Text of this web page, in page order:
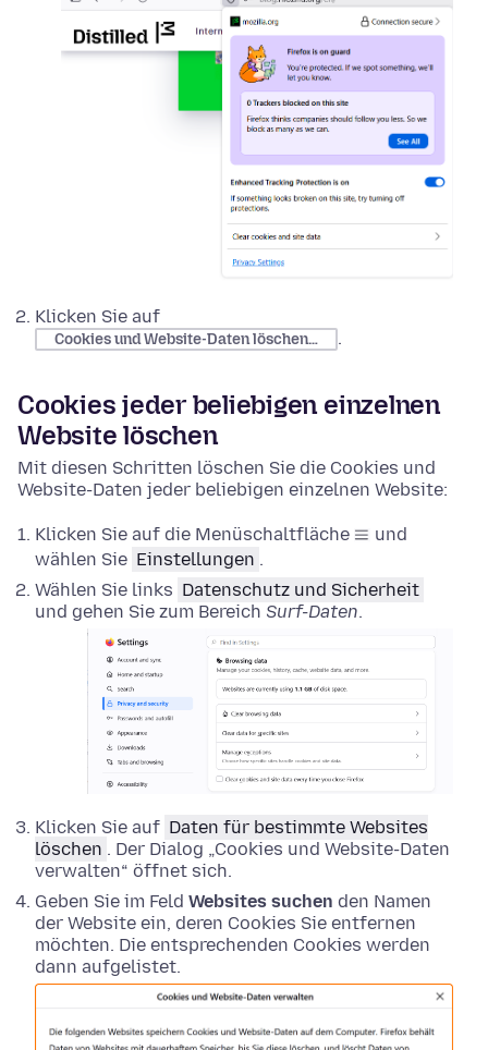
Klicken Sie auf
Cookies und Website-Daten löschen… .
Cookies jeder beliebigen einzelnen
Website löschen
Mit diesen Schritten löschen Sie die Cookies und
Website-Daten jeder beliebigen einzelnen Website:
Klicken Sie auf die Menüschaltfläche
und
wählen Sie Einstellungen .
Wählen Sie links Datenschutz und Sicherheit
und gehen Sie zum Bereich Surf-Daten.
Klicken Sie auf Daten für bestimmte Websites
löschen . Der Dialog „Cookies und Website-Daten
verwalten“ öffnet sich.
Geben Sie im Feld Websites suchen den Namen
der Website ein, deren Cookies Sie entfernen
möchten. Die entsprechenden Cookies werden
dann aufgelistet.